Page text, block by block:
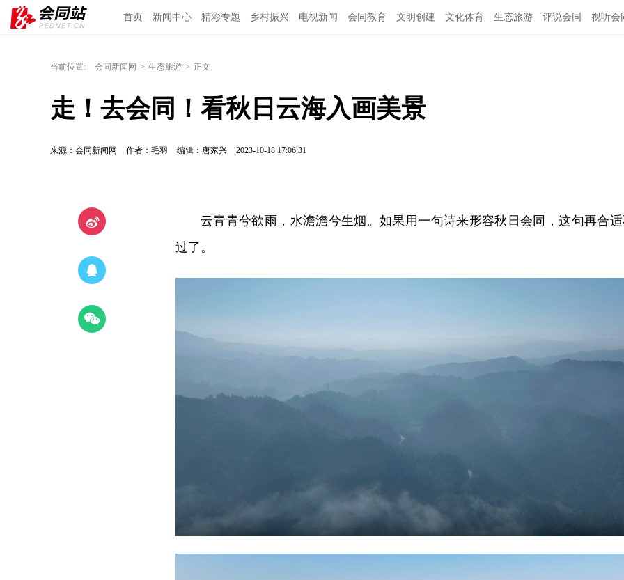
首页 新闻中心 精彩专题 乡村振兴 电视新闻 会同教育 文明创建 文化体育 生态旅游 评说会同 视听会
当前位置: 会同新闻网 > 生态旅游 > 正文
走！去会同！看秋日云海入画美景
来源：会同新闻网 作者：毛羽 编辑：唐家兴 2023-10-18 17:06:31
云青青兮欲雨，水澹澹兮生烟。如果用一句诗来形容秋日会同，这句再合
过了。